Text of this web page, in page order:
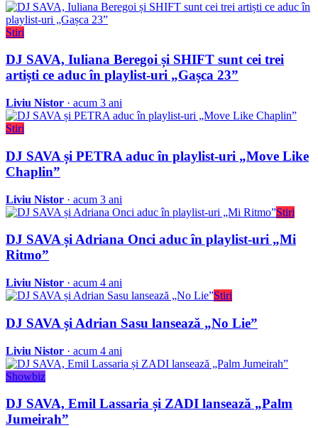
Stiri
DJ SAVA, Iuliana Beregoi și SHIFT sunt cei trei
artiști ce aduc în playlist-uri „Gașca 23”
Liviu Nistor · acum 3 ani
Stiri
DJ SAVA și PETRA aduc în playlist-uri „Move Like
Chaplin”
Liviu Nistor · acum 3 ani
Stiri
DJ SAVA și Adriana Onci aduc în playlist-uri „Mi
Ritmo”
Liviu Nistor · acum 4 ani
Stiri
DJ SAVA și Adrian Sasu lansează „No Lie”
Liviu Nistor · acum 4 ani
Showbiz
DJ SAVA, Emil Lassaria și ZADI lansează „Palm
Jumeirah”